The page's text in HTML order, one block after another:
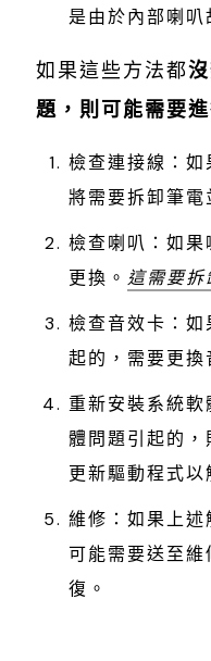
是由於內部喇叭
如果這些方法都
題，則可能需要
檢查連接線：如
將需要拆卸筆電
檢查喇叭：如
更換。 這需要拆
檢查音效卡：如
起的，需要更換
重新安裝系統
體問題引起的
更新驅動程式以
維修：如果上述
可能需要送至
復。